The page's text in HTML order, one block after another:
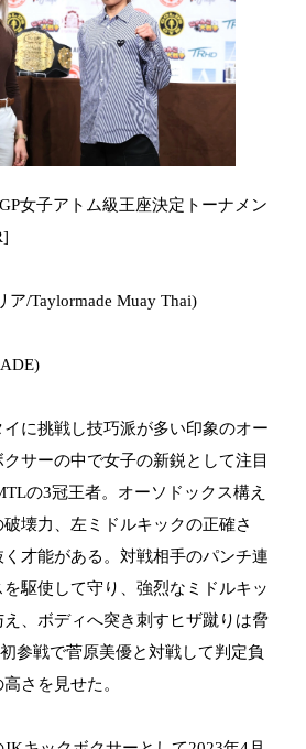
女子アトム級王座決定トーナメン
ア/Taylormade Muay Thai)
に挑戦し技巧派が多い印象のオー
サーの中で女子の新鋭として注目
の3冠王者。オーソドックス構え
壊力、左ミドルキックの正確さ
才能がある。対戦相手のパンチ連
駆使して守り、強烈なミドルキッ
、ボディへ突き刺すヒザ蹴りは脅
参戦で菅原美優と対戦して判定負
さを見せた。